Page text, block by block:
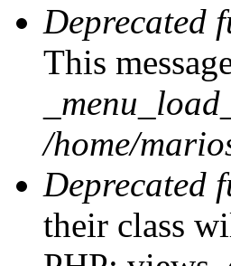
Deprecated
This
/home/
Deprecated
their class